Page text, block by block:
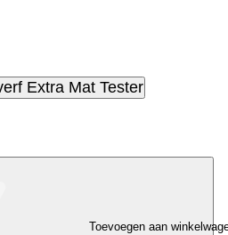
Extra Mat Tester
Toevoegen aan